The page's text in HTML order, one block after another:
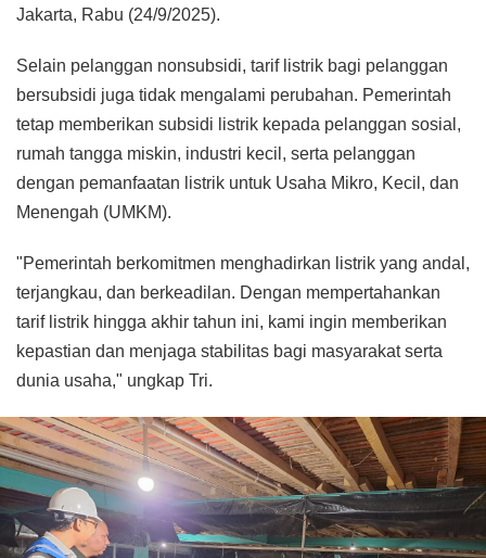
Jakarta, Rabu (24/9/2025).
Selain pelanggan nonsubsidi, tarif listrik bagi pelanggan
bersubsidi juga tidak mengalami perubahan. Pemerintah
tetap memberikan subsidi listrik kepada pelanggan sosial,
rumah tangga miskin, industri kecil, serta pelanggan
dengan pemanfaatan listrik untuk Usaha Mikro, Kecil, dan
Menengah (UMKM).
"Pemerintah berkomitmen menghadirkan listrik yang andal,
terjangkau, dan berkeadilan. Dengan mempertahankan
tarif listrik hingga akhir tahun ini, kami ingin memberikan
kepastian dan menjaga stabilitas bagi masyarakat serta
dunia usaha," ungkap Tri.